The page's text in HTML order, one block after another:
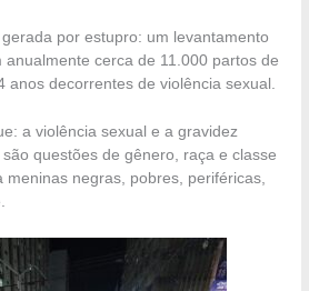
por estupro: um levantamento
cerca de 11.000 partos de
anos decorrentes de violência sexual.
a violência sexual e a gravidez
questões de gênero, raça e classe
negras, pobres, periféricas,